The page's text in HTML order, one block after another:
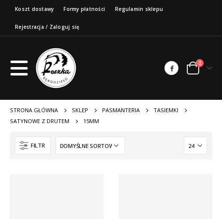
Koszt dostawy Formy płatności Regulamin sklepu
Rejestracja / Zaloguj się
0
STRONA GŁÓWNA SKLEP PASMANTERIA
TASIEMKI
SATYNOWE Z DRUTEM
15MM
FILTR